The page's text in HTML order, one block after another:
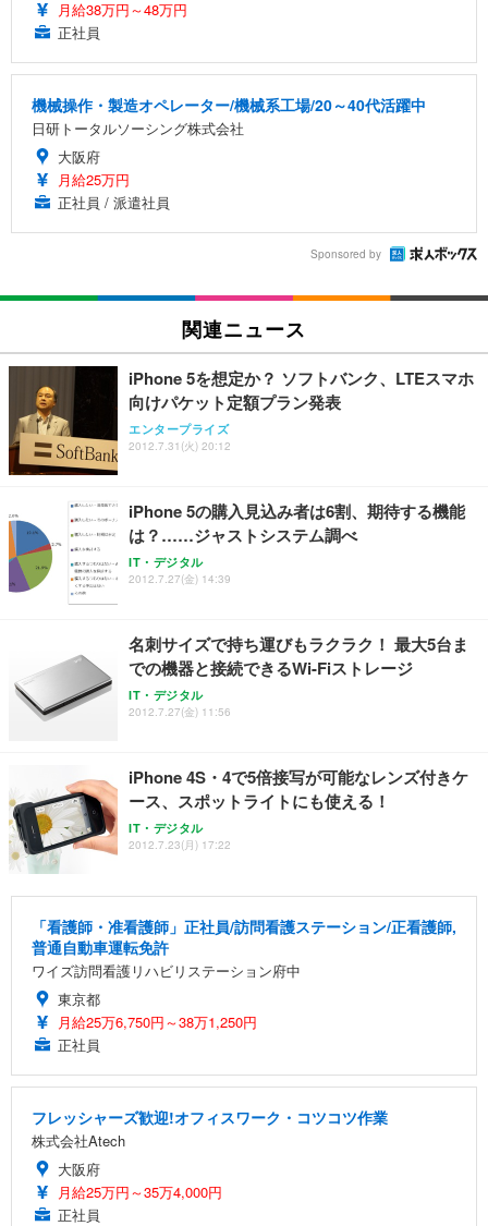
月給38万円～48万円
正社員
機械操作・製造オペレーター/機械系工場/20～40代活躍中
日研トータルソーシング株式会社
大阪府
月給25万円
正社員 / 派遣社員
Sponsored by
関連ニュース
iPhone 5を想定か？ ソフトバンク、LTEスマホ
向けパケット定額プラン発表
エンタープライズ
2012.7.31(火) 20:12
iPhone 5の購入見込み者は6割、期待する機能
は？……ジャストシステム調べ
IT・デジタル
2012.7.27(金) 14:39
名刺サイズで持ち運びもラクラク！ 最大5台ま
での機器と接続できるWi-Fiストレージ
IT・デジタル
2012.7.27(金) 11:56
iPhone 4S・4で5倍接写が可能なレンズ付きケ
ース、スポットライトにも使える！
IT・デジタル
2012.7.23(月) 17:22
「看護師・准看護師」正社員/訪問看護ステーション/正看護師,
普通自動車運転免許
ワイズ訪問看護リハビリステーション府中
東京都
月給25万6,750円～38万1,250円
正社員
フレッシャーズ歓迎!オフィスワーク・コツコツ作業
株式会社Atech
大阪府
月給25万円～35万4,000円
正社員